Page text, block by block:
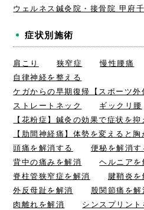
ウェルネス鍼灸院・接骨院 甲府
症状別施術
肩こり 狭窄症 慢性腰痛
自律神経を整える
ケガからの早期復帰【スポーツ外
ストレートネック
ギックリ腰
【花粉症】鍼灸の効果で症状を抑
【肋間神経痛】体勢を変えると胸
頭痛を解消する
便秘を解消す
背中の痛みを解消
ヘルニアを
脊柱管狭窄症を解消
腱鞘炎を
外反母趾を解消
股関節痛を解
肉離れを解消
シンスプリント